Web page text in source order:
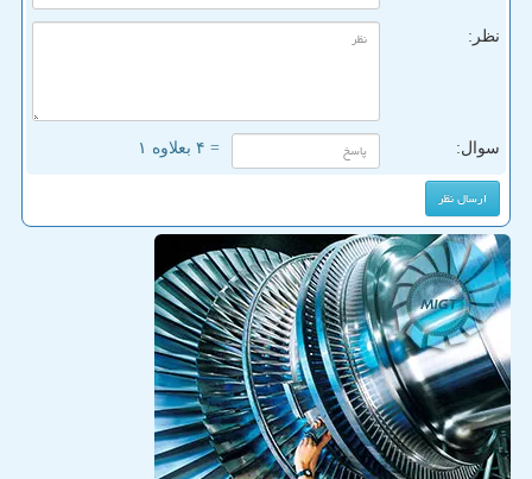
نظر:
سوال: = ۴ بعلاوه ۱